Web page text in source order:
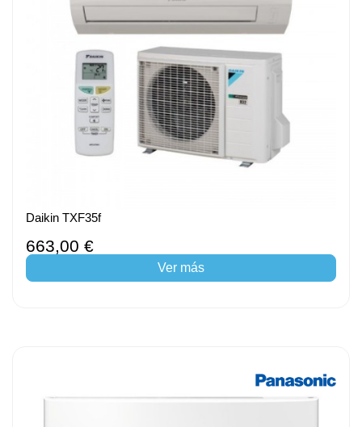
Daikin TXF35f
663,00 €
Ver más